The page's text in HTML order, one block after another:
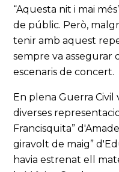
“Aquesta nit i mai
de públic. Però,
tenir amb aquest
sempre va assegurar
escenaris de concert.
En plena Guerra
diverses
Francisquita”
giravolt de maig”
havia estrenat ell